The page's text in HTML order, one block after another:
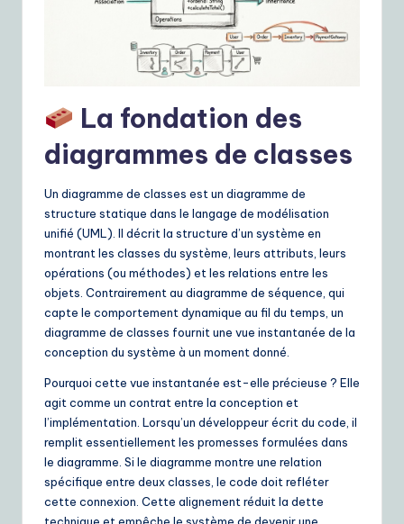
lu
ti
o
La fondation des
diagrammes de classes
Un diagramme de classes est un diagramme de
structure statique dans le langage de modélisation
unifié (UML). Il décrit la structure d’un système en
montrant les classes du système, leurs attributs, leurs
opérations (ou méthodes) et les relations entre les
objets. Contrairement au diagramme de séquence, qui
capte le comportement dynamique au fil du temps, un
diagramme de classes fournit une vue instantanée de la
conception du système à un moment donné.
Pourquoi cette vue instantanée est-elle précieuse ? Elle
agit comme un contrat entre la conception et
l’implémentation. Lorsqu’un développeur écrit du code, il
remplit essentiellement les promesses formulées dans
le diagramme. Si le diagramme montre une relation
spécifique entre deux classes, le code doit refléter
cette connexion. Cette alignement réduit la dette
technique et empêche le système de devenir une